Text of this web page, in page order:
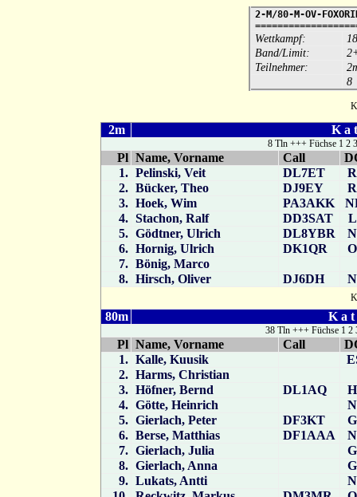
2-M/80-M-OV-
Wettkampf:
Band/Limit:
Teilnehmer:
8
2m K a
8 Tln +++ Füchse 1 2
Pl Name, Vorname Call
1. Pelinski, Veit DL7ET
2. Bücker, Theo DJ9EY
3. Hoek, Wim PA3AKK
4. Stachon, Ralf DD3SAT
5. Gödtner, Ulrich DL8YBR
6. Hornig, Ulrich DK1QR
7. Bönig, Marco
8. Hirsch, Oliver DJ6DH
80m K a t
38 Tln +++ Füchse 1
Pl Name, Vorname Call
1. Kalle, Kuusik
2. Harms, Christian
3. Höfner, Bernd DL1AQ
4. Götte, Heinrich
5. Gierlach, Peter DF3KT
6. Berse, Matthias DF1AAA
7. Gierlach, Julia
8. Gierlach, Anna
9. Lukats, Antti